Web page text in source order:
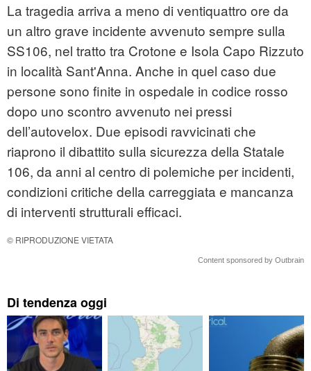
La tragedia arriva a meno di ventiquattro ore da
un altro grave incidente avvenuto sempre sulla
SS106, nel tratto tra Crotone e Isola Capo Rizzuto
in località Sant'Anna. Anche in quel caso due
persone sono finite in ospedale in codice rosso
dopo uno scontro avvenuto nei pressi
dell’autovelox. Due episodi ravvicinati che
riaprono il dibattito sulla sicurezza della Statale
106, da anni al centro di polemiche per incidenti,
condizioni critiche della carreggiata e mancanza
di interventi strutturali efficaci.
© RIPRODUZIONE VIETATA
Content sponsored by Outbrain
Di tendenza oggi